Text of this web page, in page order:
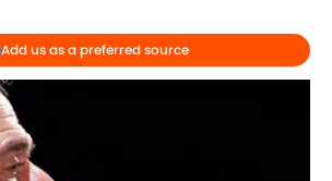
Add us as a preferred source